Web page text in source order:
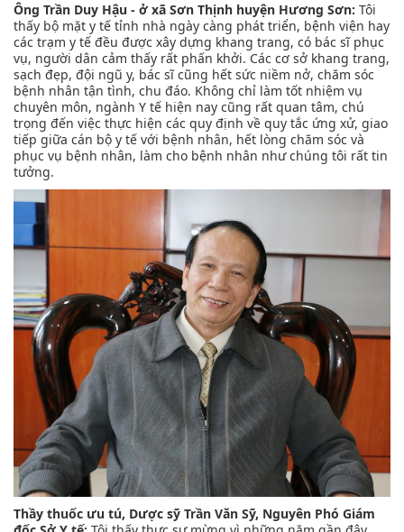
Ông Trần Duy Hậu - ở xã Sơn Thịnh huyện Hương Sơn: Tôi
thấy bộ mặt y tế tỉnh nhà ngày càng phát triển, bệnh viện hay
các trạm y tế đều được xây dựng khang trang, có bác sĩ phục
vụ, người dân cảm thấy rất phấn khởi. Các cơ sở khang trang,
sạch đẹp, đội ngũ y, bác sĩ cũng hết sức niềm nở, chăm sóc
bệnh nhân tận tình, chu đáo. Không chỉ làm tốt nhiệm vụ
chuyên môn, ngành Y tế hiện nay cũng rất quan tâm, chú
trọng đến việc thực hiện các quy định về quy tắc ứng xử, giao
tiếp giữa cán bộ y tế với bệnh nhân, hết lòng chăm sóc và
phục vụ bệnh nhân, làm cho bệnh nhân như chúng tôi rất tin
tưởng.
Thầy thuốc ưu tú, Dược sỹ Trần Văn Sỹ, Nguyên Phó Giám